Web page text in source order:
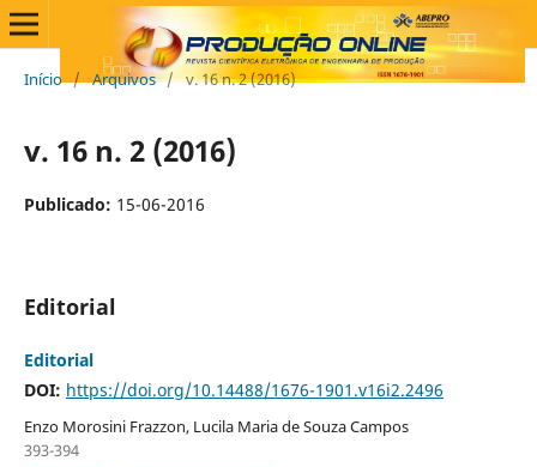
Início / Arquivos / v. 16 n. 2 (2016)
v. 16 n. 2 (2016)
Publicado: 15-06-2016
Editorial
Editorial
DOI: https://doi.org/10.14488/1676-1901.v16i2.2496
Enzo Morosini Frazzon, Lucila Maria de Souza Campos
393-394